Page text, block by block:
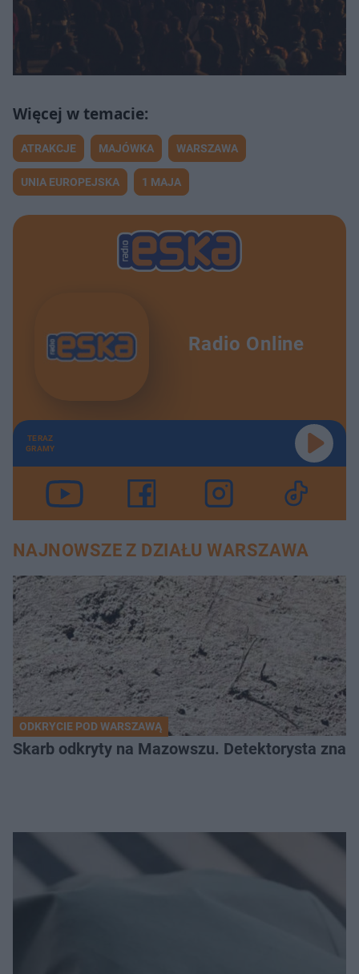
ATRAKCJE MAJÓWKA WARSZAWA
UNIA EUROPEJSKA 1 MAJA
Radio Online
TERAZ
GRAMY
NAJNOWSZE Z DZIAŁU WARSZAWA
ODKRYCIE POD WARSZAWĄ
Skarb odkryty na Mazowszu. Detektorysta